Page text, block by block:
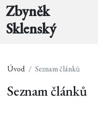
Zbyněk
Sklenský
Úvod Seznam článků
Seznam článků